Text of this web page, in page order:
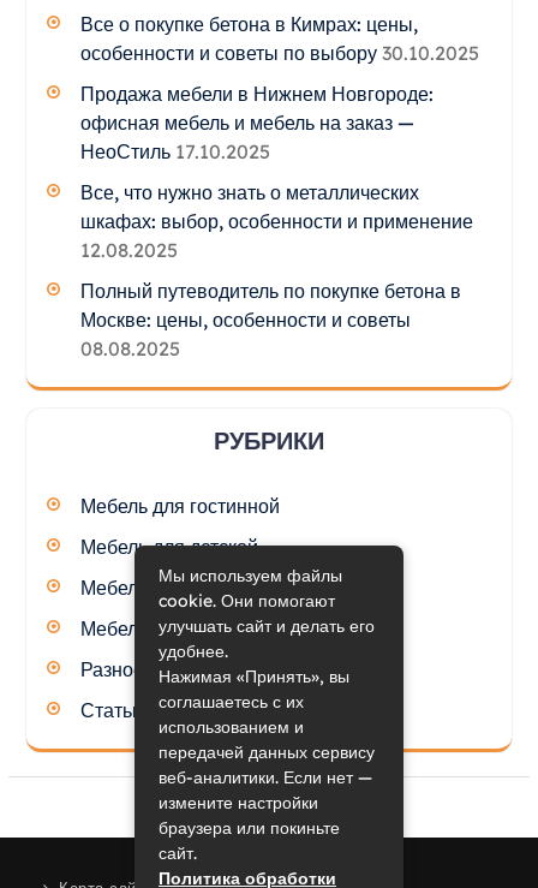
Все о покупке бетона в Кимрах: цены,
особенности и советы по выбору 30.10.2025
Продажа мебели в Нижнем Новгороде:
офисная мебель и мебель на заказ —
НеоСтиль 17.10.2025
Все, что нужно знать о металлических
шкафах: выбор, особенности и применение
12.08.2025
Полный путеводитель по покупке бетона в
Москве: цены, особенности и советы
08.08.2025
РУБРИКИ
Мебель для гостинной
Мебель для детской
Мебель для кухни
Мебель для спальни
Разное
Статьи
Мы используем файлы
cookie. Они помогают
улучшать сайт и делать его
удобнее.
Нажимая «Принять», вы
соглашаетесь с их
использованием и
передачей данных сервису
веб-аналитики. Если нет —
измените настройки
браузера или покиньте
сайт.
Политика обработки